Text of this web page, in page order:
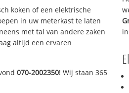
koken of een elektrische
in uw meterkast te laten
met tal van andere zaken
altijd een ervaren
070-2002350! Wij staan 365